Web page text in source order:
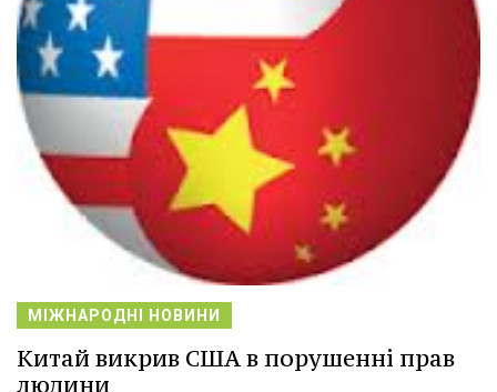
МІЖНАРОДНІ НОВИНИ
Китай викрив США в порушенні прав
людини